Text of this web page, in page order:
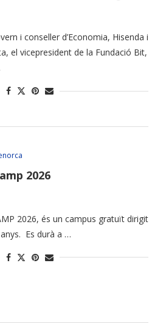
i conseller d’Economia, Hisenda i
el vicepresident de la Fundació Bit,
2026
2026, és un campus gratuït dirigit
Es durà a …